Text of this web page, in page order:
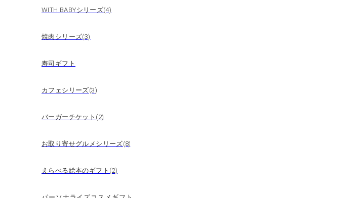
WITH BABYシリーズ(4)
焼肉シリーズ(3)
寿司ギフト
カフェシリーズ(3)
バーガーチケット(2)
お取り寄せグルメシリーズ(8)
えらべる絵本のギフト(2)